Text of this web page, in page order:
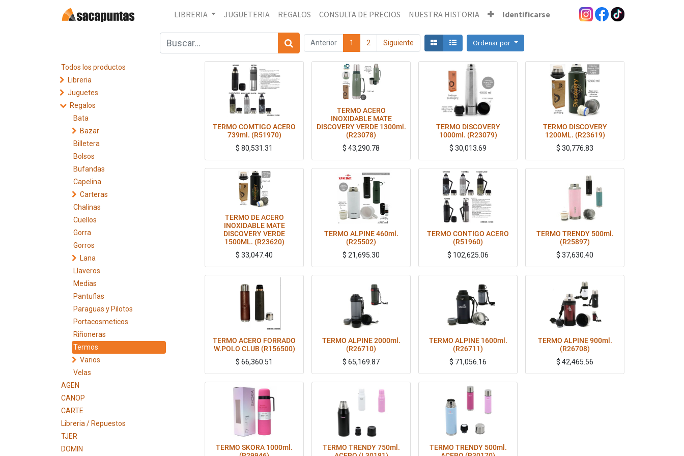
LIBRERIA JUGUETERIA REGALOS CONSULTA DE PRECIOS NUESTRA HISTORIA Identificarse
Anterior 1 2 Siguiente Ordenar por
Todos los productos
Libreria
Juguetes
Regalos
Bata
Bazar
Billetera
Bolsos
Bufandas
Capelina
Carteras
Chalinas
Cuellos
Gorra
Gorros
Lana
Llaveros
Medias
Pantuflas
Paraguas y Pilotos
Portacosmeticos
Riñoneras
Termos
Varios
Velas
AGEN
CANOP
CARTE
Libreria / Repuestos
TJER
DOMIN
TERMO COMTIGO ACERO
739ml. (R51970)
$ 80,531.31
TERMO ACERO
INOXIDABLE MATE
DISCOVERY VERDE 1300ml.
(R23078)
$ 43,290.78
TERMO DISCOVERY
1000ml. (R23079)
$ 30,013.69
TERMO DISCOVERY
1200ML. (R23619)
$ 30,776.83
TERMO DE ACERO
INOXIDABLE MATE
DISCOVERY VERDE
1500ML. (R23620)
$ 33,047.40
TERMO ALPINE 460ml.
(R25502)
$ 21,695.30
TERMO CONTIGO ACERO
(R51960)
$ 102,625.06
TERMO TRENDY 500ml.
(R25897)
$ 37,630.40
TERMO ACERO FORRADO
W.POLO CLUB (R156500)
$ 66,360.51
TERMO ALPINE 2000ml.
(R26710)
$ 65,169.87
TERMO ALPINE 1600ml.
(R26711)
$ 71,056.16
TERMO ALPINE 900ml.
(R26708)
$ 42,465.56
TERMO SKORA 1000ml.
TERMO TRENDY 750ml.
TERMO TRENDY 500ml.